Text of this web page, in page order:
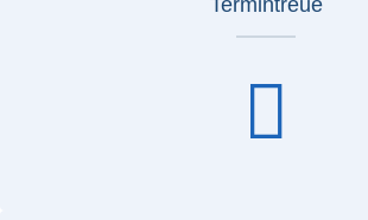
Termintreue